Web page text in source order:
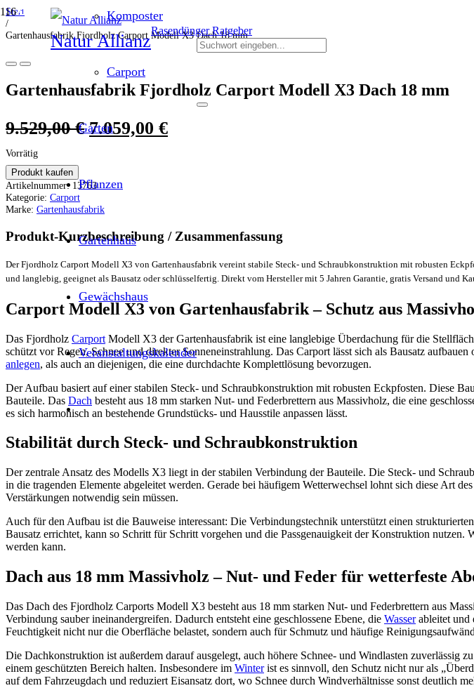
Natur Allianz
Rasendünger Ratgeber
Komposter
Carport
Garten
Pflanzen
Gartenhaus
Gewächshaus
Veranstaltungskalender
Start
/
Gartenhausfabrik Fjordholz Carport Modell X3 Dach 18 mm
Gartenhausfabrik Fjordholz Carport Modell X3 Dach 18 mm
9.529,00€ Ursprünglicher
9.529,00 €
7.059,00 €Aktueller
Vorrätig
Produkt kaufen
Artikelnummer: 13763
Kategorie: Carport
Marke: Gartenhausfabrik
Produkt-Kurzbeschreibung / Zusammenfassung
Der Fjordholz Carport Modell X3 von Gartenhausfabrik vereint stabile Steck- und Schraubkonstruktion mit robusten
und langlebig, geeignet als Bausatz oder schlüsselfertig. Direkt vom Hersteller mit 5 Jahren Garantie, gratis Versand und
Carport Modell X3 von Gartenhausfabrik – Schutz aus
Das Fjordholz Carport Modell X3 der Gartenhausfabrik ist eine langlebige Überdachung für die
schützt vor Regen, Schnee und direkter Sonneneinstrahlung. Das Carport lässt sich als Bausatz
anlegen, als auch an diejenigen, die eine durchdachte Komplettlösung bevorzugen.
Der Aufbau basiert auf einer stabilen Steck- und Schraubkonstruktion mit robusten Eckpfosten. Diese
Bauteile. Das Dach besteht aus 18 mm starken Nut- und Federbrettern aus Massivholz, die eine
es sich harmonisch an bestehende Grundstücks- und Hausstile anpassen lässt.
Stabilität durch Steck- und Schraubkonstruktion
Der zentrale Ansatz des Modells X3 liegt in der stabilen Verbindung der Bauteile. Die Steck- und
in die tragenden Elemente abgeleitet werden. Gerade bei häufigem Wetterwechsel lohnt sich diese Art
Verstärkungen notwendig sein müssen.
Auch für den Aufbau ist die Bauweise interessant: Die Verbindungstechnik unterstützt einen
Bausatz errichtet, kann so Schritt für Schritt vorgehen und die Passgenauigkeit der Konstruktion
werden kann.
Dach aus 18 mm Massivholz – Nut- und Feder für wetterfeste
Das Dach des Fjordholz Carports Modell X3 besteht aus 18 mm starken Nut- und Federbrettern aus
Verbindung sauber ineinandergreifen. Dadurch entsteht eine geschlossene Ebene, die Wasserableitet und
Feuchtigkeit nicht nur die Oberfläche belastet, sondern auch für Schmutz und häufige
Die Dachkonstruktion ist außerdem darauf ausgelegt, auch höhere Schnee- und Windlasten zuverlässig
einem geschützten Bereich halten. Insbesondere im Winterist es sinnvoll, den Schutz nicht nur als
auf dem Fahrzeugdach und reduziert Eisansatz dort, wo Schnee durch Windverhältnisse sonst deutlich
ANGEBOT!
ANGEBOT!
ANGEBOT!
ANGEBOT!
ANGEBOT!
ANGEBOT!